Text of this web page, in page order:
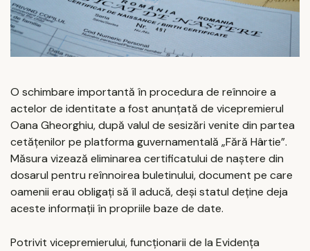
O schimbare importantă în procedura de reînnoire a
actelor de identitate a fost anunțată de vicepremierul
Oana Gheorghiu, după valul de sesizări venite din partea
cetățenilor pe platforma guvernamentală „Fără Hârtie”.
Măsura vizează eliminarea certificatului de naștere din
dosarul pentru reînnoirea buletinului, document pe care
oamenii erau obligați să îl aducă, deși statul deține deja
aceste informații în propriile baze de date.
Potrivit vicepremierului, funcționarii de la Evidența